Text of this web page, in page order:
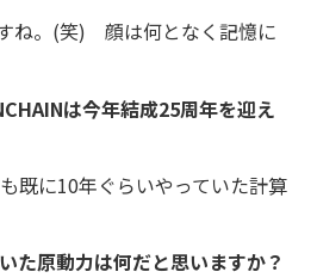
ね。(笑) 顔は何となく記憶に
は今年結成25周年を迎え
既に10年ぐらいやっていた計算
た原動力は何だと思いますか？